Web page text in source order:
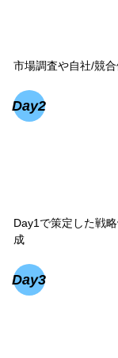
市場調査や自社/競
Day2
Day1で策定した戦
成
Day3